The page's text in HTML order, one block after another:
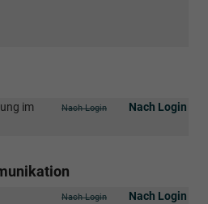
Nach Login
Nach Login
im
Nach Login
Nach Login